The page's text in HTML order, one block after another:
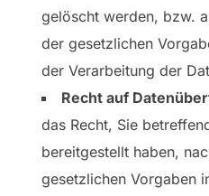
gelöscht werden, bzw.
der gesetzlichen
der Verarbeitung der
Recht auf
das Recht, Sie
bereitgestellt haben,
gesetzlichen Vorgaben